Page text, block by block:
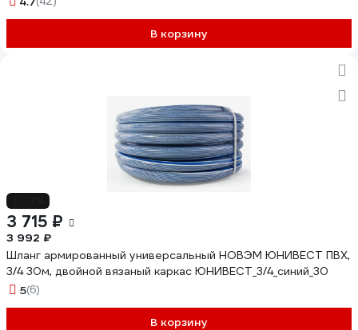
В корзину
3 715 ₽
3 992 ₽
Шланг армированный универсальный НОВЭМ ЮНИВЕСТ ПВХ,
3/4 30м, двойной вязаный каркас ЮНИВЕСТ_3/4_синий_30
5(6)
В корзину